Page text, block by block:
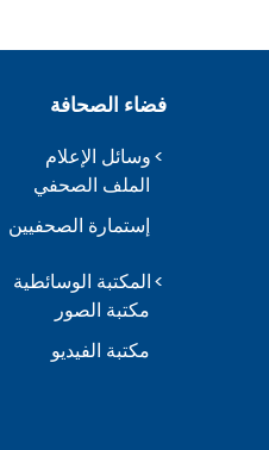
فضاء الصحافة
وسائل الإعلام
الملف الصحفي
إستمارة الصحفيين
المكتبة الوسائطية
مكتبة الصور
مكتبة الفيديو